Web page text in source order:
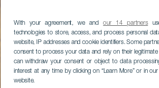
With your agreement, we andour 14 partners
technologies to store, access, and process personal
website, IP addresses and cookie identifiers. Some
consent to process your data and rely on their legitimate
can withdraw your consent or object to data
interest at any time by clicking on “Learn More” or in
website.